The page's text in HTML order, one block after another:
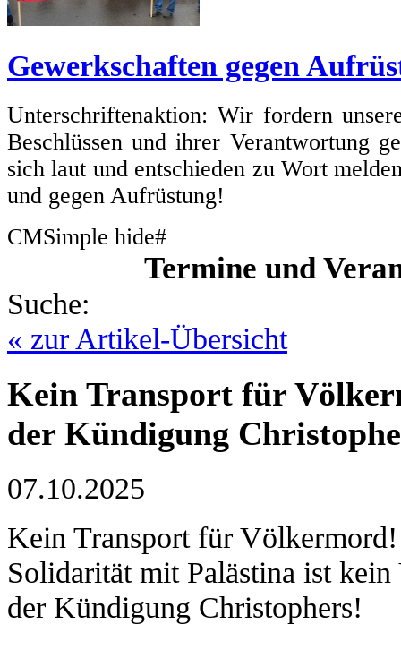
Gewerkschaften gegen
Unterschriftenaktion: Wir fordern
Beschlüssen und ihrer Verantwortung
sich laut und entschieden zu Wort
und gegen Aufrüstung!
CMSimple hide#
Termine und
Suche:
« zur Artikel-Übersicht
Kein Transport für
der Kündigung
07.10.2025
Kein Transport für Völkermord!
Solidarität mit Palästina ist
der Kündigung Christophers!